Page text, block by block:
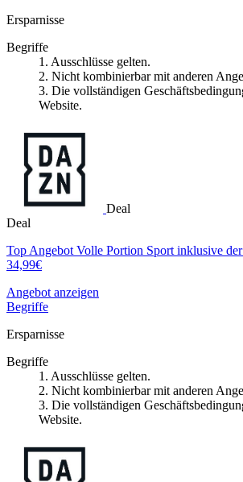
Ersparnisse
Begriffe
1. Ausschlüsse gelten.
2. Nicht kombinierbar mit anderen
3. Die vollständigen
Website.
Deal
Deal
Top Angebot Volle Portion Sport inklusive
34,99€
Angebot anzeigen
Begriffe
Ersparnisse
Begriffe
1. Ausschlüsse gelten.
2. Nicht kombinierbar mit anderen
3. Die vollständigen
Website.